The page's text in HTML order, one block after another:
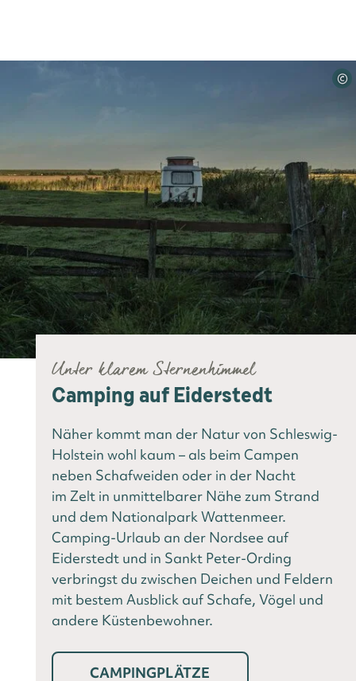
©
Unter klarem Sternenhimmel
Camping auf Eiderstedt
Näher kommt man der Natur von Schleswig-
Holstein wohl kaum – als beim Campen
neben Schafweiden oder in der Nacht
im Zelt in unmittelbarer Nähe zum Strand
und dem Nationalpark Wattenmeer.
Camping-Urlaub an der Nordsee auf
Eiderstedt und in Sankt Peter-Ording
verbringst du zwischen Deichen und Feldern
mit bestem Ausblick auf Schafe, Vögel und
andere Küstenbewohner.
CAMPINGPLÄTZE